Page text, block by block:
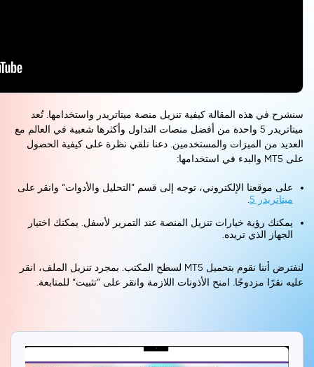
سنشرح في هذه المقالة كيفية تنزيل منصة ميتاتريدر واستخدامها. تُعد
ميتاتريدر 5 واحدة من أفضل منصات التداول وأكثرها شعبية في العالم مع
العديد من الميزات والمستخدمين. دعنا نلقي نظرة على كيفية الحصول
على MT5 والبدء في استخدامها:
على موقعنا الإلكتروني، توجه إلى قسم ”التحليل والأدوات“ وانقر على
ميتاتريدر 5
.
يمكنك رؤية خيارات تنزيل المنصة عند التمرير لأسفل. يمكنك اختيار
الجهاز الذي تريده.
لنفترض أننا نقوم بتحميل MT5 لسطح المكتب. بمجرد تنزيل الملف، انقر
عليه نقرًا مزدوجًا. امنح الأذونات اللازمة وانقر على ”تثبيت“ للمتابعة.